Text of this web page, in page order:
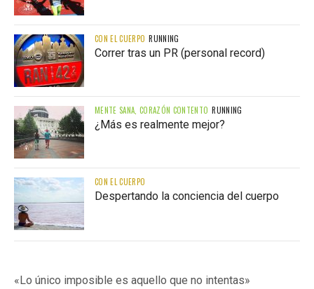
CON EL CUERPO RUNNING
Correr tras un PR (personal record)
MENTE SANA, CORAZÓN CONTENTO RUNNING
¿Más es realmente mejor?
CON EL CUERPO
Despertando la conciencia del cuerpo
«Lo único imposible es aquello que no intentas»